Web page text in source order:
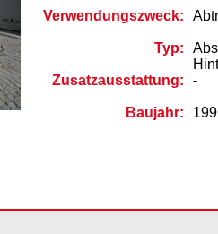
Verwendungszweck:
Typ:
Zusatzausstattung:
Baujahr:
-